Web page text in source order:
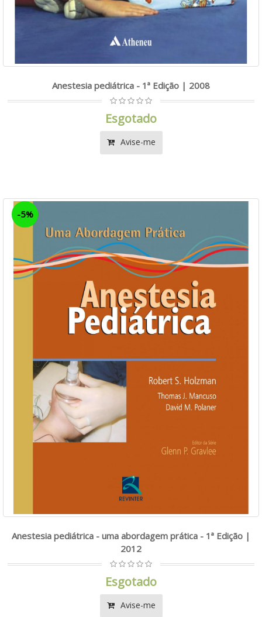
Anestesia pediátrica - 1ª Edição | 2008
Esgotado
Avise-me
-5%
Anestesia pediátrica - uma abordagem prática - 1ª Edição |
2012
Esgotado
Avise-me